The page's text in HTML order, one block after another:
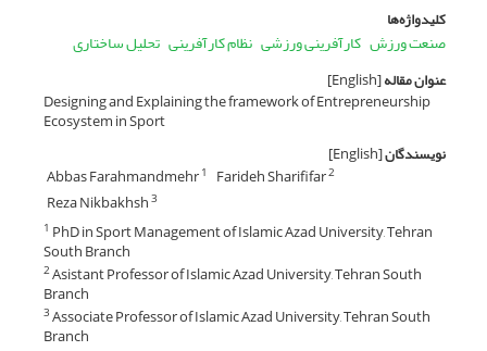
کلیدواژه‌ها
صنعت ورزش کارآفرینی ورزشی نظام کارآفرینی تحلیل ساختاری
عنوان مقاله[English]
Designing and Explaining the framework of Entrepreneurship
Ecosystem in Sport
نویسندگان[English]
Abbas Farahmandmehr1 Farideh Sharififar2
Reza Nikbakhsh3
1 PhD in Sport Management of Islamic Azad University, Tehran
South Branch
2Asistant Professor of Islamic Azad University, Tehran South
Branch
3Associate Professor of Islamic Azad University, Tehran South
Branch